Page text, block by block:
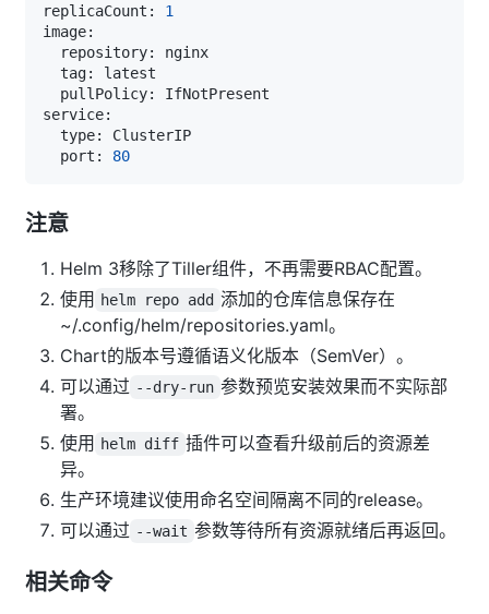
replicaCount: 1
  port:
80
注意
Helm 3移除了Tiller组件，不再需要RBAC配置。
使用 helm repo add 添加的仓库信息保存在
~/.config/helm/repositories.yaml。
Chart的版本号遵循语义化版本（SemVer）。
可以通过 --dry-run 参数预览安装效果而不实际部
署。
使用 helm diff 插件可以查看升级前后的资源差
异。
生产环境建议使用命名空间隔离不同的release。
可以通过 --wait 参数等待所有资源就绪后再返回。
相关命令